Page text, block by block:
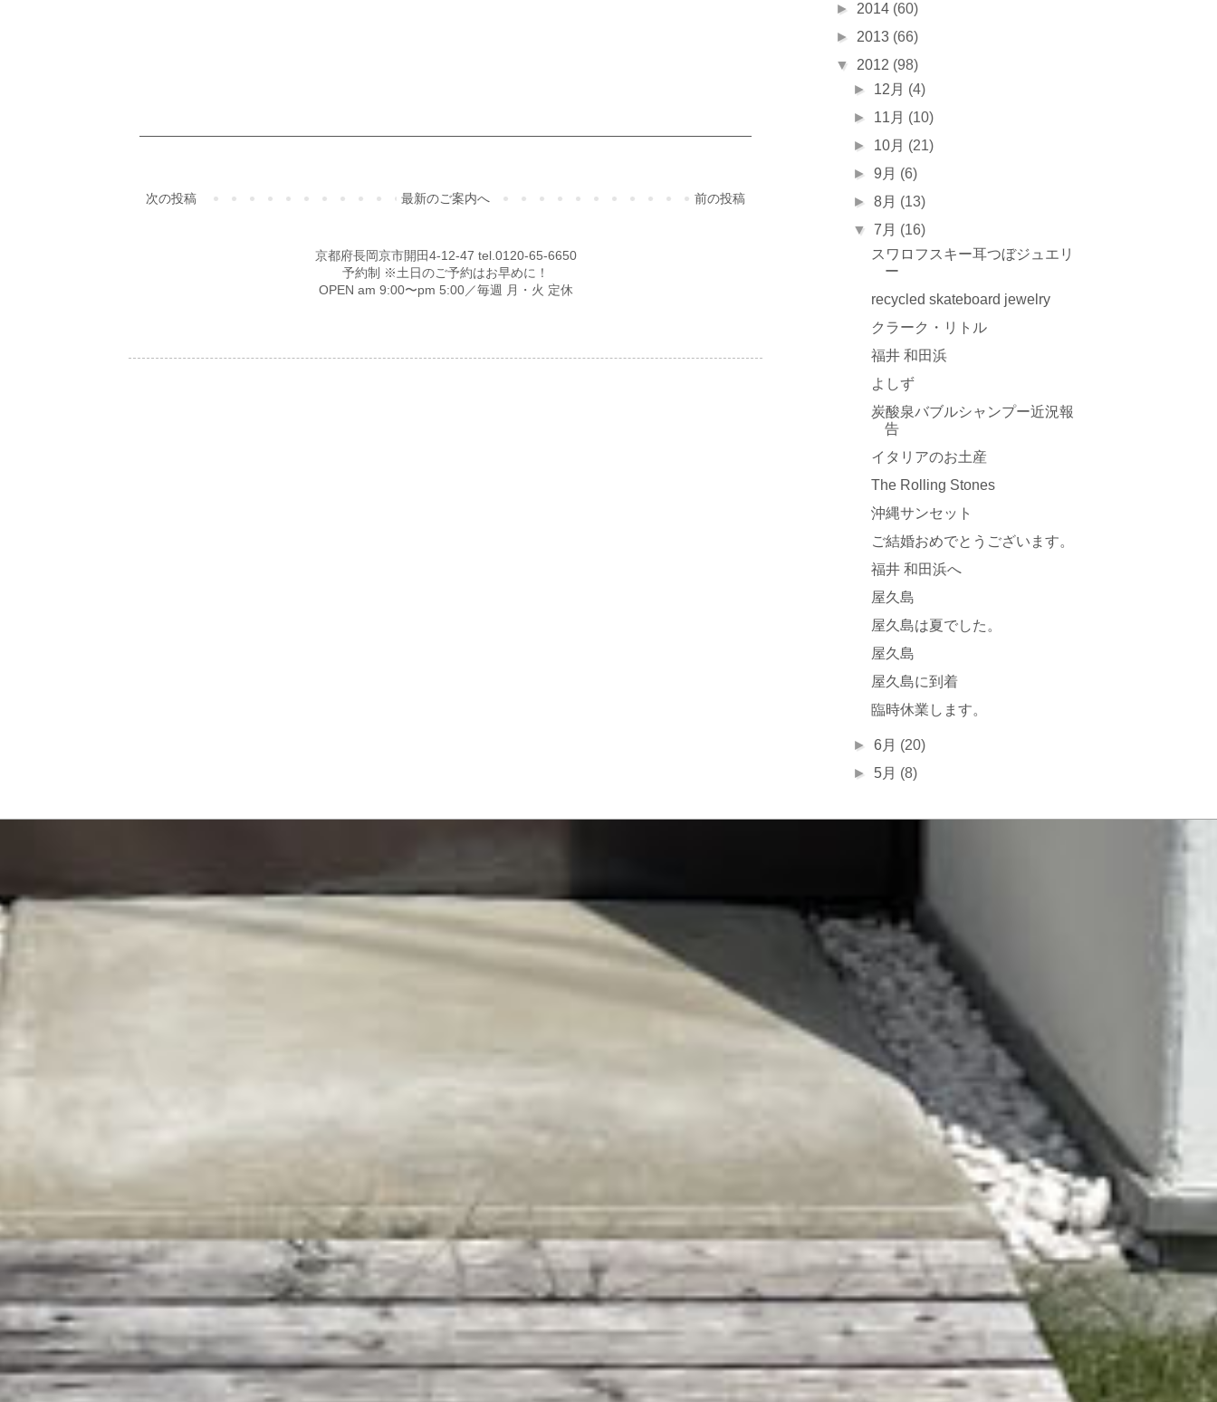
次の投稿 前の投稿
最新のご案内へ
京都府長岡京市開田4-12-47 tel.0120-65-6650
予約制 ※土日のご予約はお早めに！
OPEN am 9:00〜pm 5:00／毎週 月・火 定休
► 2014 (60)
► 2013 (66)
▼ 2012 (98)
► 12月 (4)
► 11月 (10)
► 10月 (21)
►9月 (6)
►8月 (13)
▼7月 (16)
スワロフスキー耳つぼジュエリ
ー
recycled skateboard jewelry
クラーク・リトル
福井 和田浜
よしず
炭酸泉バブルシャンプー近況報
告
イタリアのお土産
The Rolling Stones
沖縄サンセット
ご結婚おめでとうございます。
福井 和田浜へ
屋久島
屋久島は夏でした。
屋久島
屋久島に到着
臨時休業します。
►6月 (20)
► 5月 (8)